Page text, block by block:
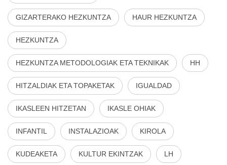
GIZARTERAKO HEZKUNTZA HAUR HEZKUNTZA
HEZKUNTZA
HEZKUNTZA METODOLOGIAK ETA TEKNIKAK HH
HITZALDIAK ETA TOPAKETAK IGUALDAD
IKASLEEN HITZETAN IKASLE OHIAK
INFANTIL INSTALAZIOAK KIROLA
KUDEAKETA KULTUR EKINTZAK LH